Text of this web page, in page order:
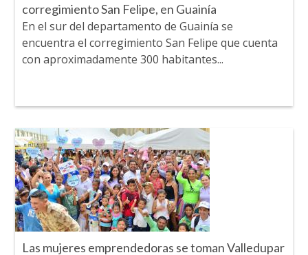
corregimiento San Felipe, en Guainía
En el sur del departamento de Guainía se
encuentra el corregimiento San Felipe que cuenta
con aproximadamente 300 habitantes...
Las mujeres emprendedoras se toman Valledupar